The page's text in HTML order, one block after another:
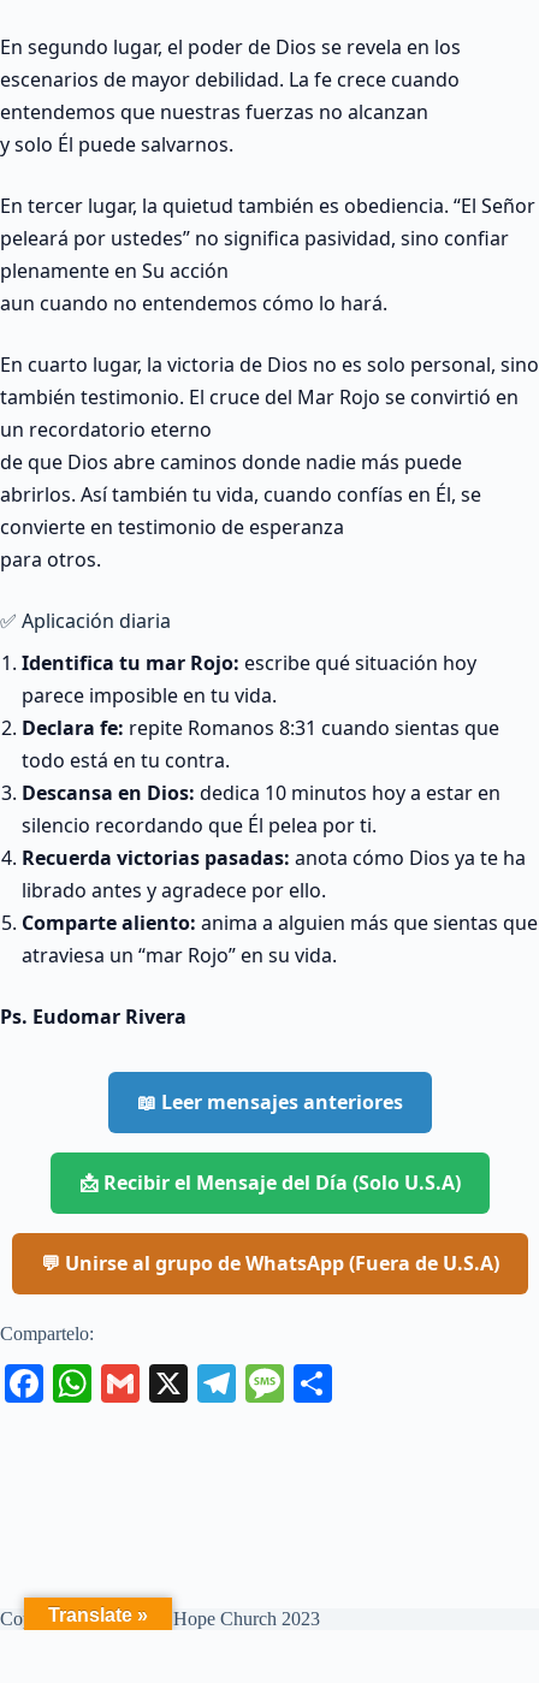
En segundo lugar, el poder de Dios se revela en los
escenarios de mayor debilidad. La fe crece cuando
entendemos que nuestras fuerzas no alcanzan
y solo Él puede salvarnos.
En tercer lugar, la quietud también es obediencia. “El Señor
peleará por ustedes” no significa pasividad, sino confiar
plenamente en Su acción
aun cuando no entendemos cómo lo hará.
En cuarto lugar, la victoria de Dios no es solo personal, sino
también testimonio. El cruce del Mar Rojo se convirtió en
un recordatorio eterno
de que Dios abre caminos donde nadie más puede
abrirlos. Así también tu vida, cuando confías en Él, se
convierte en testimonio de esperanza
para otros.
✅ Aplicación diaria
Identifica tu mar Rojo: escribe qué situación hoy
parece imposible en tu vida.
Declara fe: repite Romanos 8:31 cuando sientas que
todo está en tu contra.
Descansa en Dios: dedica 10 minutos hoy a estar en
silencio recordando que Él pelea por ti.
Recuerda victorias pasadas: anota cómo Dios ya te ha
librado antes y agradece por ello.
Comparte aliento: anima a alguien más que sientas que
atraviesa un “mar Rojo” en su vida.
Ps. Eudomar Rivera
📖 Leer mensajes anteriores
📩 Recibir el Mensaje del Día (Solo U.S.A)
💬 Unirse al grupo de WhatsApp (Fuera de U.S.A)
Compartelo:
Fa W
G
X
Te
M
Copyright © Freedom Hope Church 2023
Translate »